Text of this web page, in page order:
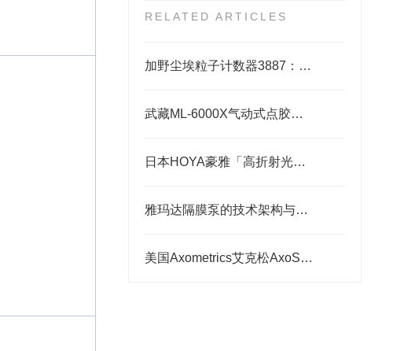
RELATED ARTICLES
加野尘埃粒子计数器3887：洁净环境中的“微观哨兵”与洁净度“审计官”
武藏ML-6000X气动式点胶机维护体系：从预防性保养到智能运维
日本HOYA豪雅「高折射光学引擎」—2.0超高清折射率-总代理藤田光学
雅玛达隔膜泵的技术架构与工业流体输送应用领域
美国Axometrics艾克松AxoScan穆勒矩阵/旋光仪